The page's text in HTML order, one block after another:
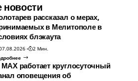
новости
рассказал о мерах,
в Мелитополе в
блэкаута
2 Мин.
работает круглосуточный
оповещения об